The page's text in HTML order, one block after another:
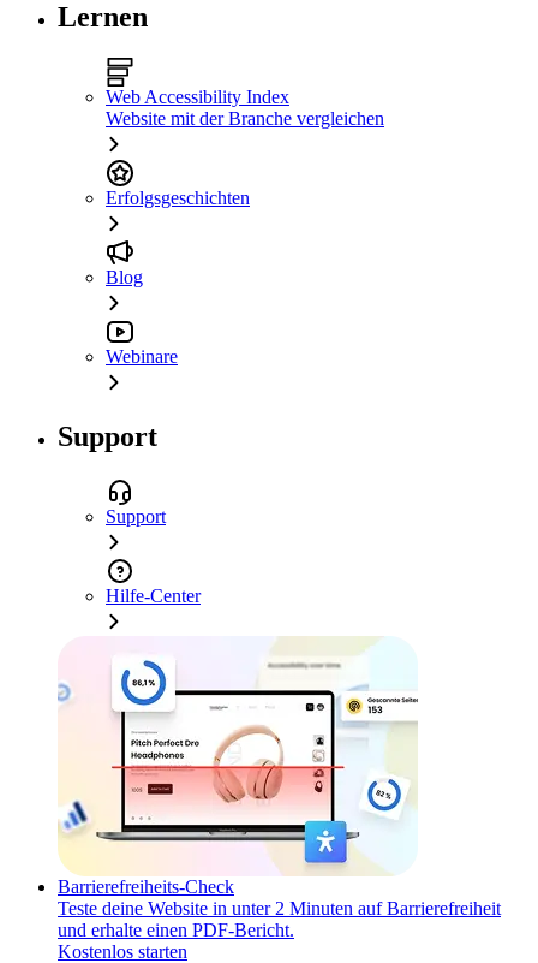
Lernen
Web Accessibility Index
Website mit der Branche vergleichen
Erfolgsgeschichten
Blog
Webinare
Support
Support
Hilfe-Center
Barrierefreiheits-Check
Teste deine Website in unter 2 Minuten auf Barrierefreiheit
und erhalte einen PDF-Bericht.
Kostenlos starten